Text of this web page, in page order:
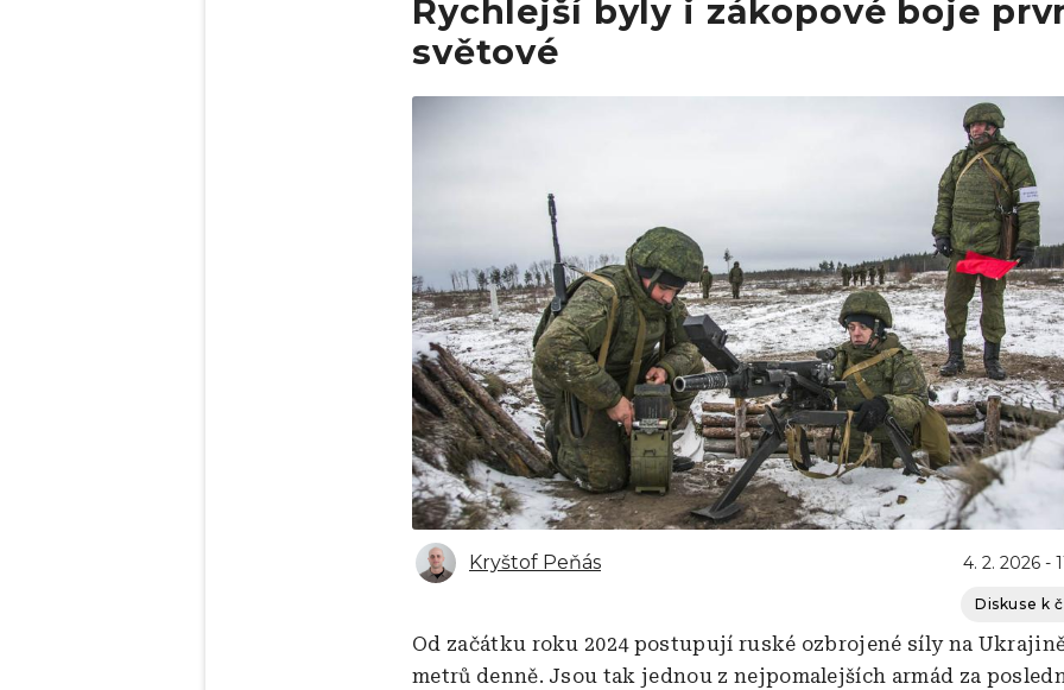
Rychlejší byly i zákopové boje
světové
Obrázek
Kryštof Peňás 4. 2. 2026 -
Diskuse k
Od začátku roku 2024 postupují ruské ozbrojené síly na Ukrajině
metrů denně. Jsou tak jednou z nejpomalejších armád za